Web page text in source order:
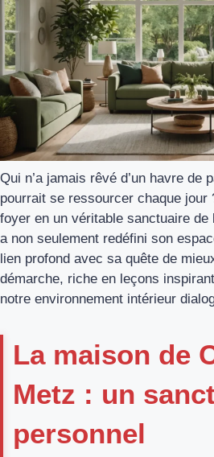
Qui n’a jamais rêvé d’un havre de
pourrait se ressourcer chaque jour
foyer en un véritable sanctuaire de
a non seulement redéfini son
lien profond avec sa quête de
démarche, riche en leçons
notre environnement intérieur
La maison de
Metz : un
personnel